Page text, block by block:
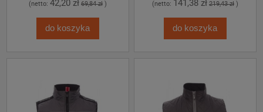
(netto: 42,20 zł 69,84 zł)
do koszyka
(netto: 141,38 zł 219,43 zł)
do koszyka